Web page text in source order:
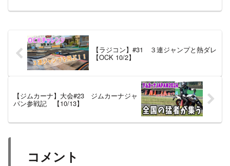
【ラジコン】#31 ３連ジャンプと熱ダレ
【OCK 10/2】
【ジムカーナ】大会#23 ジムカーナジャ
パン参戦記 【10/13】
コメント